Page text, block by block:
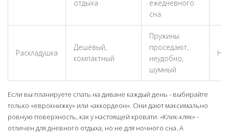
отдыха
ежедневного
сна
Раскладушка
Дешёвый,
компактный
Пружины
проседают,
неудобно,
шумный
Если вы планируете спать на диване каждый день - выбирайте
только «еврокнижку» или «аккордеон». Они дают максимально
ровную поверхность, как у настоящей кровати. «Клик-кляк» -
отличен для дневного отдыха, но не для ночного сна. А